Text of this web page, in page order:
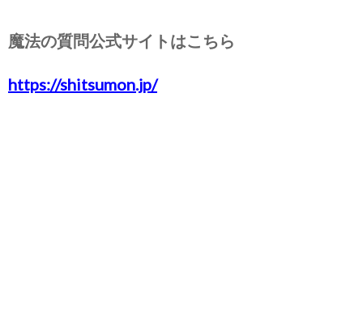
魔法の質問公式サイトはこちら
https://shitsumon.jp/